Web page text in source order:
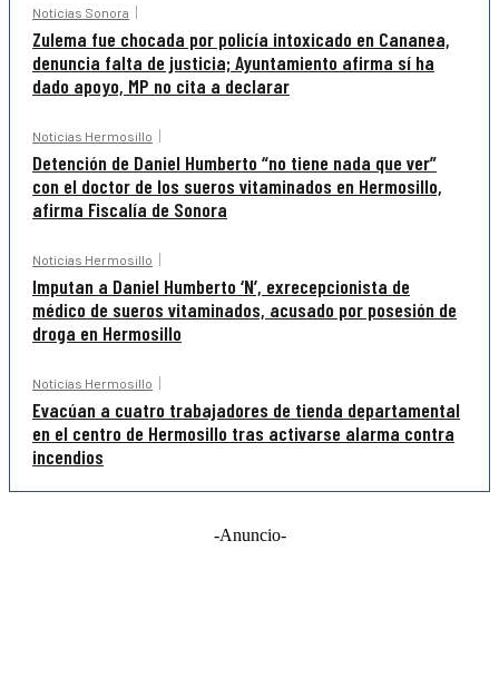
Noticias Sonora
Zulema fue chocada por policía intoxicado en Cananea,
denuncia falta de justicia; Ayuntamiento afirma sí ha
dado apoyo, MP no cita a declarar
Noticias Hermosillo
Detención de Daniel Humberto “no tiene nada que ver”
con el doctor de los sueros vitaminados en Hermosillo,
afirma Fiscalía de Sonora
Noticias Hermosillo
Imputan a Daniel Humberto ‘N’, exrecepcionista de
médico de sueros vitaminados, acusado por posesión de
droga en Hermosillo
Noticias Hermosillo
Evacúan a cuatro trabajadores de tienda departamental
en el centro de Hermosillo tras activarse alarma contra
incendios
-Anuncio-